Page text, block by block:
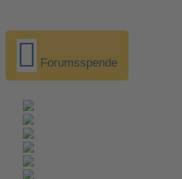
Forumsspende